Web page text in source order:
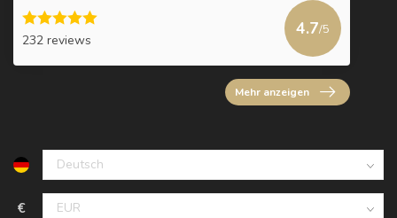
232 reviews
4.7/5
Mehr anzeigen
€